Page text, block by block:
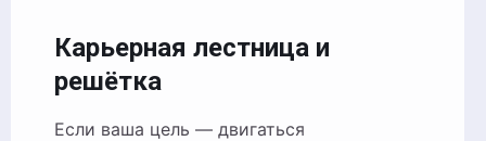
Карьерная лестница и
решётка
Если ваша цель — двигаться